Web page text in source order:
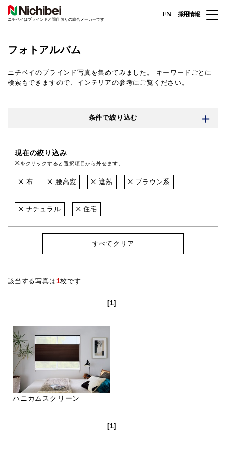
ニチベイはブラインドと間仕切りの総合メーカーです
EN 採用情報
フォトアルバム
ニチベイのブラインド写真を集めてみました。
キーワードごとに
検索もできますので、インテリアの参考にご覧ください。
条件で絞り込む
現在の絞り込み
をクリックすると選択項目から外せます。
布 腰高窓 遮熱 ブラウン系
ナチュラル 住宅
すべてクリア
該当する写真は1枚です
[1]
ハニカムスクリーン
[1]